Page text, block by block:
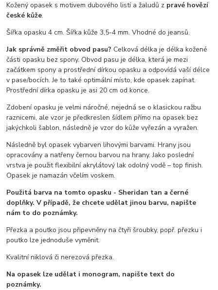
Kožený opasek s motivem dubového listí a žaludů z pravé hovězí
české kůže.
Šířka opasku 4 cm. Šířka kůže 3,5-4 mm. Vhodné do jeansů.
Jak správně změřit obvod pasu?Celková délka je délka kožené
části opasku bez spony. Obvod pasu je délka, která je mezi
začátkem spony a prostřední dírkou opasku a odpovídá vaší délce
v pase/bocích. Je to také optimální místo, kde opasek zapínat.
Prostřední dírka opasku je asi 20 cm od konce.
Zdobení opasku je velmi náročné, nejedná se o klasickou ražbu
raznicemi, ale vzor je předkreslen šídlem přímo na opasek bez
jakýchkoli šablon, následně je vzor do kůže vyřezán a vyražen.
Následně byl opasek vybarven lihovými barvami. Hrany jsou
opracovány a natřeny černou barvou na hrany. Jako poslední
vrstva je použit flexibilní akrylátový lak odolný vodě – top finish.
Opasek je namazán včelím voskem.
Použitá barva na tomto opasku - Sheridan tan a černé
doplňky. V případě, že chcete udělat jinou barvu, napište
nám to do poznámky.
Přezka a poutko jsou připevněny na čtyři šroubky, popř. přezku i
poutko lze jednoduše vyměnit.
Kvalitní niklová či nerezová přezka.
Na opasek lze udělat i monogram, napište text do
poznámky.